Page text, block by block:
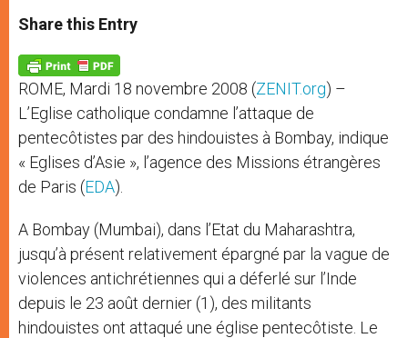
t
s
p
p
s
e
g
e
r
e
b
o
k
Share this Entry
ROME, Mardi 18 novembre 2008 (ZENIT.org) –
L’Eglise catholique condamne l’attaque de
pentecôtistes par des hindouistes à Bombay, indique
« Eglises d’Asie », l’agence des Missions étrangères
de Paris (EDA).
A Bombay (Mumbai), dans l’Etat du Maharashtra,
jusqu’à présent relativement épargné par la vague de
violences antichrétiennes qui a déferlé sur l’Inde
depuis le 23 août dernier (1), des militants
hindouistes ont attaqué une église pentecôtiste. Le